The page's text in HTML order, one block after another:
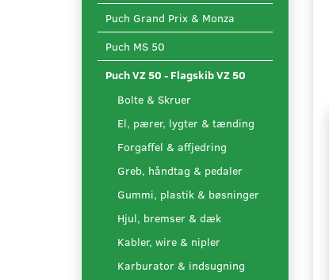
Puch Grand Prix & Monza
Puch MS 50
Puch VZ 50 - Flagskib VZ 50
Bolte & Skruer
El, pærer, lygter & tænding
Forgaffel & affjedring
Greb, håndtag & pedaler
Gummi, plastik & bøsninger
Hjul, bremser & dæk
Kabler, wire & nipler
Karburator & indsugning